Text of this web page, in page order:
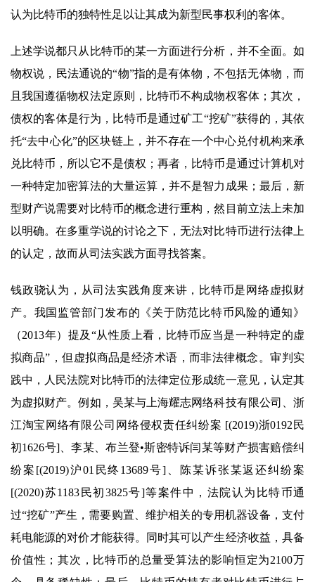
认为比特币的独特性足以让其成为新型民事权利的客体。
上述学说都只从比特币的某一方面进行分析，并不全面。如
物权说，民法通说的“物”指的是有体物，不包括无体物，而
且我国遵循物权法定原则，比特币不构成物权客体；其次，
债权的客体是行为，比特币是通过矿工“挖矿”获得的，其依
托“去中心化”的区块链上，并不存在一个中心兑付机构来承
兑比特币，所以它不是债权；再者，比特币是通过计算机对
一种特定加密算法的大量运算，并不是智力成果；最后，新
型财产说需要对比特币的概念进行重构，然目前立法上未加
以明确。在多重学说的讨论之下，无法对比特币进行法律上
的认定，故而从司法实践方面寻找答案。
钱政骁认为，从司法实践角度来讲，比特币是网络虚拟财
产。我国监管部门发布的《关于防范比特币风险的通知》
（2013年）提及“从性质上看，比特币应当是一种特定的虚
拟商品”，但虚拟商品是经济术语，而非法律概念。审判实
践中，人民法院对比特币的法律定位形成统一意见，认定其
为虚拟财产。例如，吴某与上海耀志网络科技有限公司、浙
江淘宝网络有限公司网络侵权责任纠纷案 [(2019)浙0192民
初1626号]、李某、布兰登•斯密特诉闫某等财产损害赔偿纠
纷案[(2019)沪01民终13689号]、陈某诉张某返还纠纷案
[(2020)苏1183民初3825号]等案件中，法院认为比特币通
过“挖矿”产生，需要购置、维护相关的专用机器设备，支付
耗电能源的对价才能获得。同时其可以产生经济收益，具备
价值性；其次，比特币的总量受算法的影响恒定为2100万